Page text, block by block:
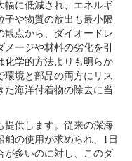
幅に低減され、エネルギ
子や物質の放出も最小限
観点から、ダイオードレ
ージや材料の劣化を引
化学的方法よりも明らか
境と部品の両方にリス
海洋付着物の除去に当
提供します。従来の深海
の使用が求められ、1日
が多いのに対し、このダ